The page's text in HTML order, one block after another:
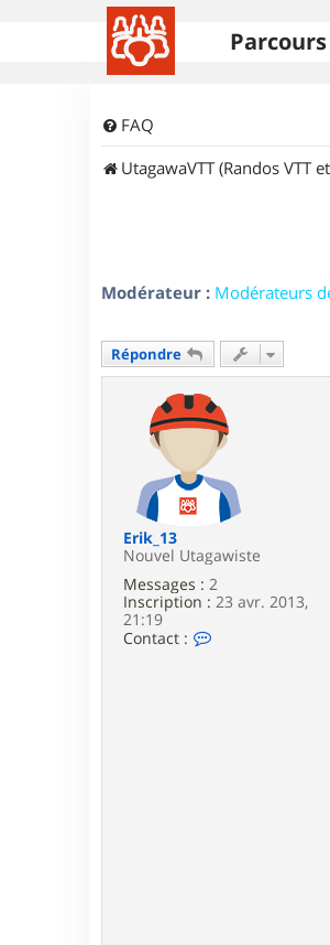
Parcours
FAQ
UtagawaVTT (Randos VTT
Modérateur : Modérateurs
Répondre
Erik_13
Nouvel Utagawiste
Messages : 2
Inscription : 23 avr. 2013,
21:19
Contact :